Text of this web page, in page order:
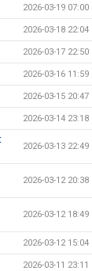
2026-03-19 07:00
2026-03-18 22:04
2026-03-17 22:50
2026-03-16 11:59
2026-03-15 20:47
2026-03-14 23:18
2026-03-13 22:49
2026-03-12 20:38
2026-03-12 18:49
2026-03-12 15:04
2026-03-11 23:11